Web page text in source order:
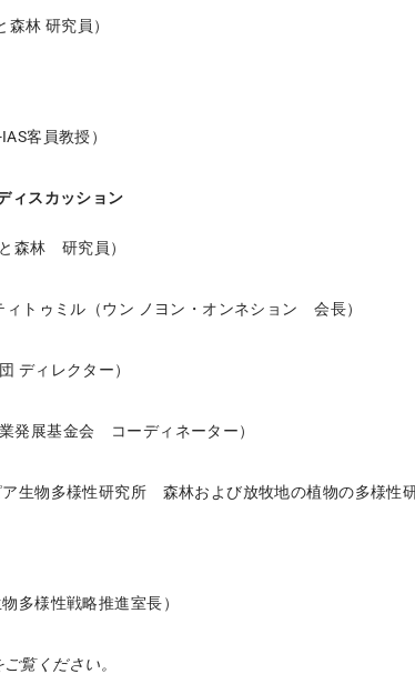
森林 研究員）
客員教授）
ィスカッション
森林 研究員）
ィトゥミル（ウン ノヨン・オンネション 会長）
ディレクター）
発展基金会 コーディネーター）
ア生物多様性研究所 森林および放牧地の植物の多様性
多様性戦略推進室長）
ご覧ください。